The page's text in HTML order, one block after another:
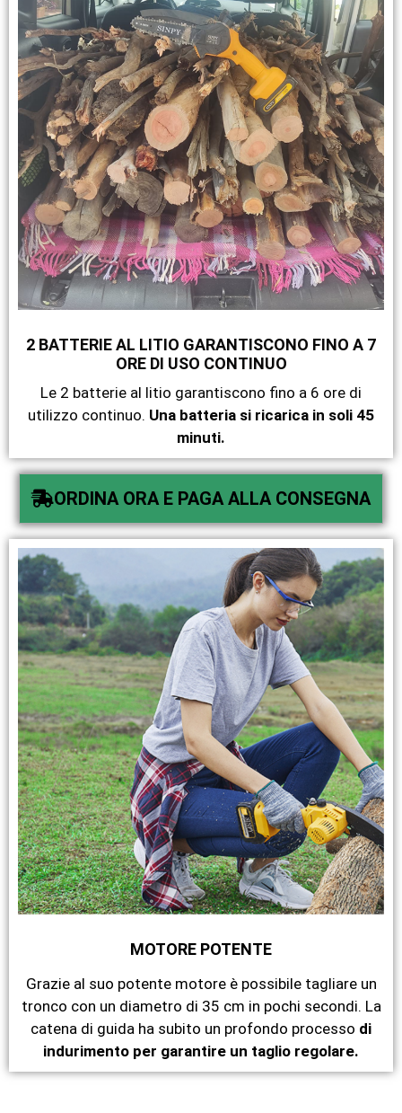
2 BATTERIE AL LITIO GARANTISCONO FINO A 7
ORE DI USO CONTINUO
Le 2 batterie al litio garantiscono fino a 6 ore di
utilizzo continuo. Una batteria si ricarica in soli 45
minuti.
ORDINA ORA E PAGA ALLA CONSEGNA
MOTORE POTENTE
Grazie al suo potente motore è possibile tagliare un
tronco con un diametro di 35 cm in pochi secondi. La
catena di guida ha subito un profondo processo di
indurimento per garantire un taglio regolare.